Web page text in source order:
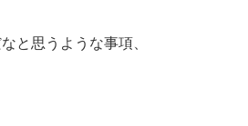
と思うような事項、